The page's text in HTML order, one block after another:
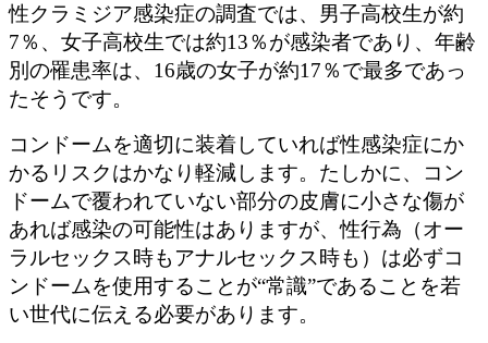
性クラミジア感染症の調査では、男子高校生が約
7％、女子高校生では約13％が感染者であり、年齢
別の罹患率は、16歳の女子が約17％で最多であっ
たそうです。
コンドームを適切に装着していれば性感染症にか
かるリスクはかなり軽減します。たしかに、コン
ドームで覆われていない部分の皮膚に小さな傷が
あれば感染の可能性はありますが、性行為（オー
ラルセックス時もアナルセックス時も）は必ずコ
ンドームを使用することが“常識”であることを若
い世代に伝える必要があります。